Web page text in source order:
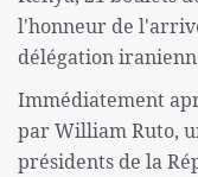
l'honneur de
délégation
Immédiatement
par William Ruto,
présidents de la